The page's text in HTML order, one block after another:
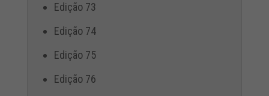
Edição 73
Edição 74
Edição 75
Edição 76